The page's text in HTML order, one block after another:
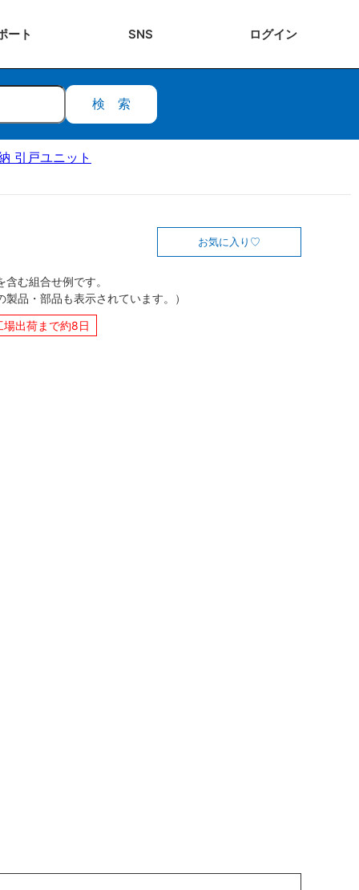
ート SNS ログイン
検索
引戸ユニット
お気に入り
む組合せ例です。
製品・部品も表示されています。）
場出荷まで約8日